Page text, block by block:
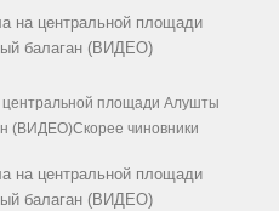
на центральной площади
балаган (ВИДЕО)
центральной площади Алушты
(ВИДЕО)Скорее чиновники
на центральной площади
балаган (ВИДЕО)